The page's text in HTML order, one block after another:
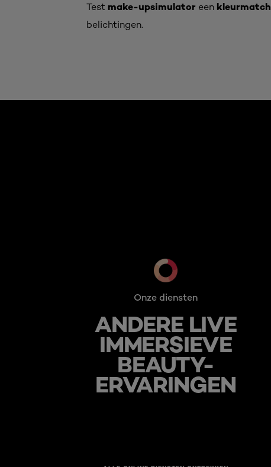
Test make-upsimulator een kleurmatch
belichtingen.
ANDERE LIVE
IMMERSIEVE
BEAUTY-
ERVARINGEN
Onze diensten